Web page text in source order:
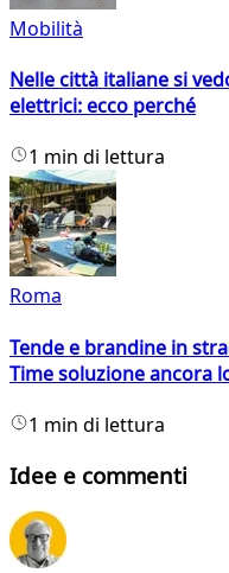
Mobilità
Nelle città italiane si
elettrici: ecco perché
1 min di lettura
Roma
Tende e brandine in
Time soluzione ancora
1 min di lettura
Idee e commenti